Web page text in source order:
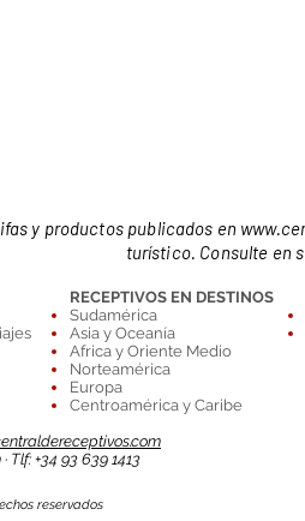
y productos publicados en
turístico. Consulte en
RECEPTIVOS EN DESTINOS
Sudamérica
Asia y Oceanía
Africa y Oriente Medio
Norteamérica
Europa
Centroamérica y Caribe
· Tlf: +34 93 639 1413
reservados